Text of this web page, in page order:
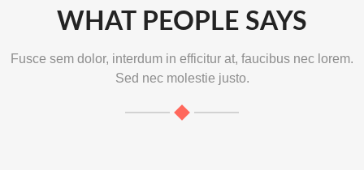
WHAT PEOPLE SAYS
Fusce sem dolor, interdum in efficitur at, faucibus nec lorem.
Sed nec molestie justo.